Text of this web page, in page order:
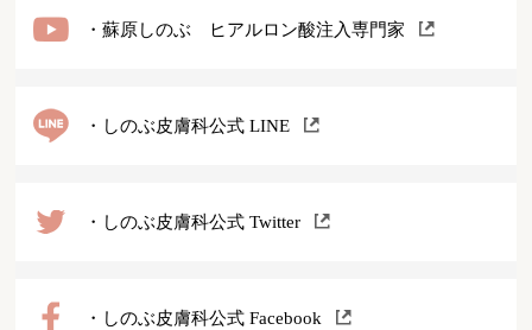
・蘇原しのぶ ヒアルロン酸注入専門家
・しのぶ皮膚科公式 LINE
・しのぶ皮膚科公式 Twitter
・しのぶ皮膚科公式 Facebook